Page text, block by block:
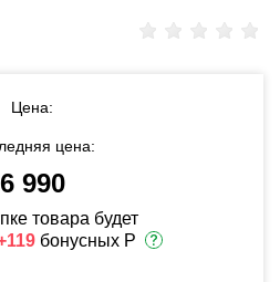
Цена:
цена:
6 990
товара будет
бонусных Р